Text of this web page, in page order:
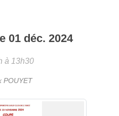
01 déc. 2024
à 13h30
POUYET